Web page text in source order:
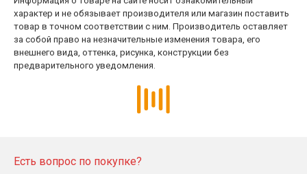
характер и не обязывает производителя или магазин поставить
товар в точном соответствии с ним. Производитель оставляет
за собой право на незначительные изменения товара, его
внешнего вида, оттенка, рисунка, конструкции без
предварительного уведомления.
Есть вопрос по покупке?